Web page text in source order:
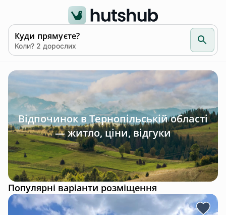
Куди прямуєте?
Коли? 2 дорослих
Відпочинок в Тернопільській області
— житло, ціни, відгуки
Популярні варіанти розміщення